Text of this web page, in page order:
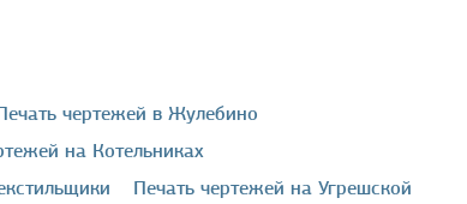
печать чертежей в Жулебино
на Котельниках
печать чертежей на Угрешской